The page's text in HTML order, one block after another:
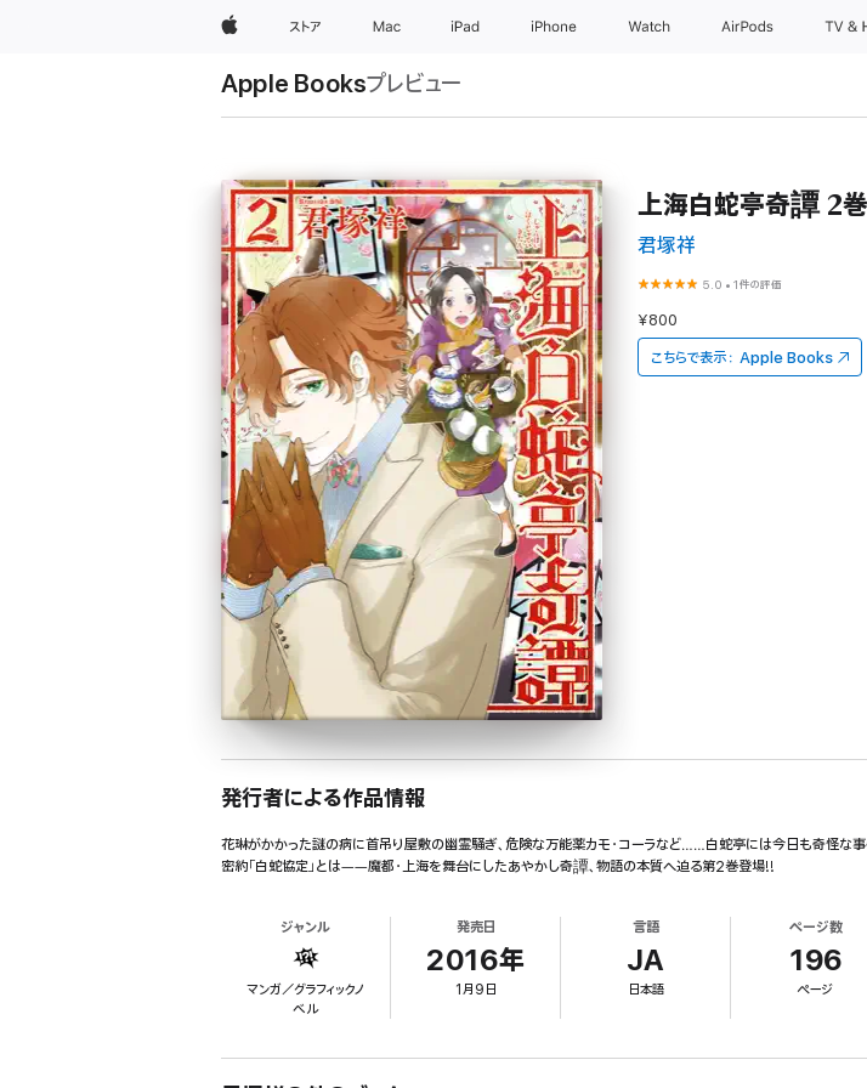
Appleストア Mac iPad iPhone Watch AirPods TV &
Apple Booksプレビュー
上海白蛇亭奇譚 2巻
君塚祥
5.0 •1件の評価
¥800
こちらで表示： Apple Books
発行者による作品情報
花琳がかかった謎の病に首吊り屋敷の幽霊騒ぎ、危険な万能薬カモ・コーラなど……白蛇亭には今日も奇怪
密約「白蛇協定」とは――魔都・上海を舞台にしたあやかし奇譚、物語の本質へ迫る第2巻登場!!
ジャンル
マンガ／グラフィックノ
ベル
発売日
2016年
1月9日
言語
JA
日本語
ページ数
196
ページ